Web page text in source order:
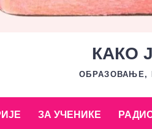
КАКО
ОБРАЗОВАЊЕ,
ЗА УЧЕНИКЕ